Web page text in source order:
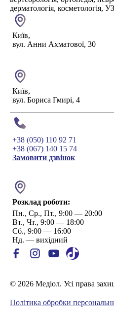
дерматологія, косметологія,
Київ,
вул. Анни Ахматової, 30
Київ,
вул. Бориса Гмирі, 4
+38 (050) 110 92 71
+38 (067) 140 15 74
Замовити дзвінок
Розклад роботи:
Пн., Ср., Пт., 9:00 — 20:00
Вт., Чт., 9:00 — 18:00
Сб., 9:00 — 16:00
Нд. — вихідний
© 2026 Медіол. Усі права
Політика обробки